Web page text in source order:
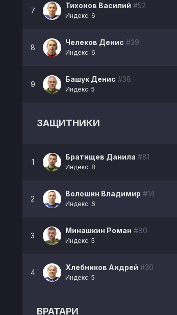
7
Тихонов Василий #52
Индекс: 6
8
Челеков Денис #39
Индекс: 6
9
Башук Денис #38
Индекс: 5
ЗАЩИТНИКИ
1
Братищев Данила #81
Индекс: 8
2
Волошин Владимир #14
Индекс: 6
3
Минашкин Роман #80
Индекс: 5
4
Хлебников Андрей #30
Индекс: 5
ВРАТАРИ